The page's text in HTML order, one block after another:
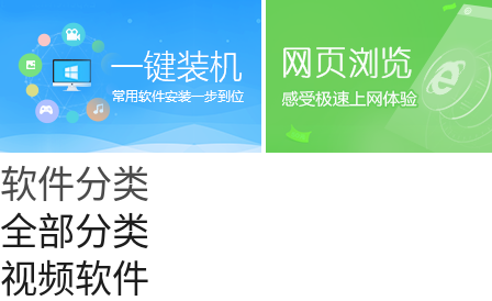
软件分类
全部分类
视频软件